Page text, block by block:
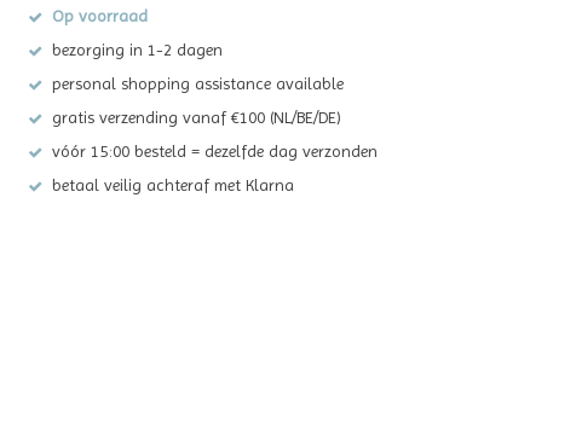
Op voorraad
bezorging in 1-2 dagen
personal shopping assistance available
gratis verzending vanaf €100 (NL/BE/DE)
vóór 15:00 besteld = dezelfde dag verzonden
betaal veilig achteraf met Klarna